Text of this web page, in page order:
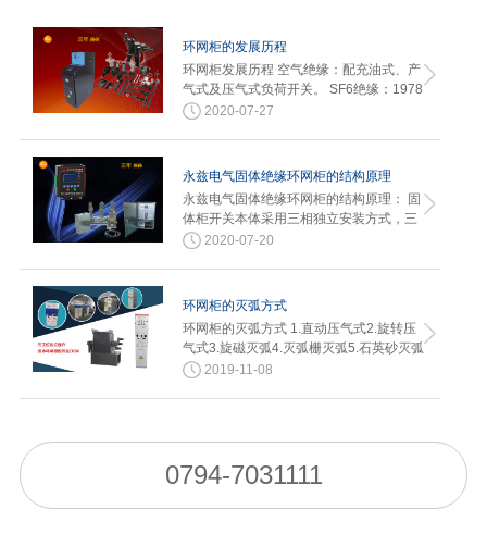
环网柜的发展历程
环网柜发展历程 空气绝缘：配充油式、产
气式及压气式负荷开关。 SF6绝缘：1978
年汉诺威博…
2020-07-27
永兹电气固体绝缘环网柜的结构原理
永兹电气固体绝缘环网柜的结构原理： 固
体柜开关本体采用三相独立安装方式，三
相单元分别固封在新型环氧树脂…
2020-07-20
环网柜的灭弧方式
环网柜的灭弧方式 1.直动压气式2.旋转压
气式3.旋磁灭弧4.灭弧栅灭弧5.石英砂灭弧
2019-11-08
0794-7031111